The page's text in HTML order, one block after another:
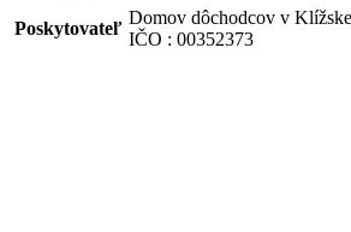
Poskytovateľ
Domov dôchodcov v
IČO : 00352373